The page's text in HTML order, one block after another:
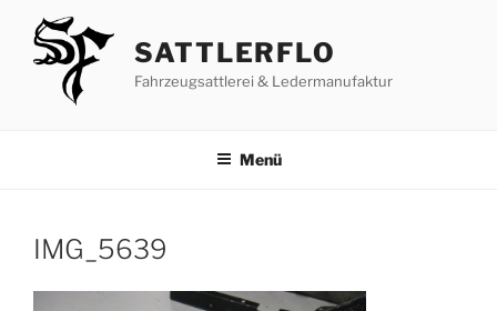
Inhalt
springen
SATTLERFLO
Fahrzeugsattlerei & Ledermanufaktur
Menü
IMG_5639